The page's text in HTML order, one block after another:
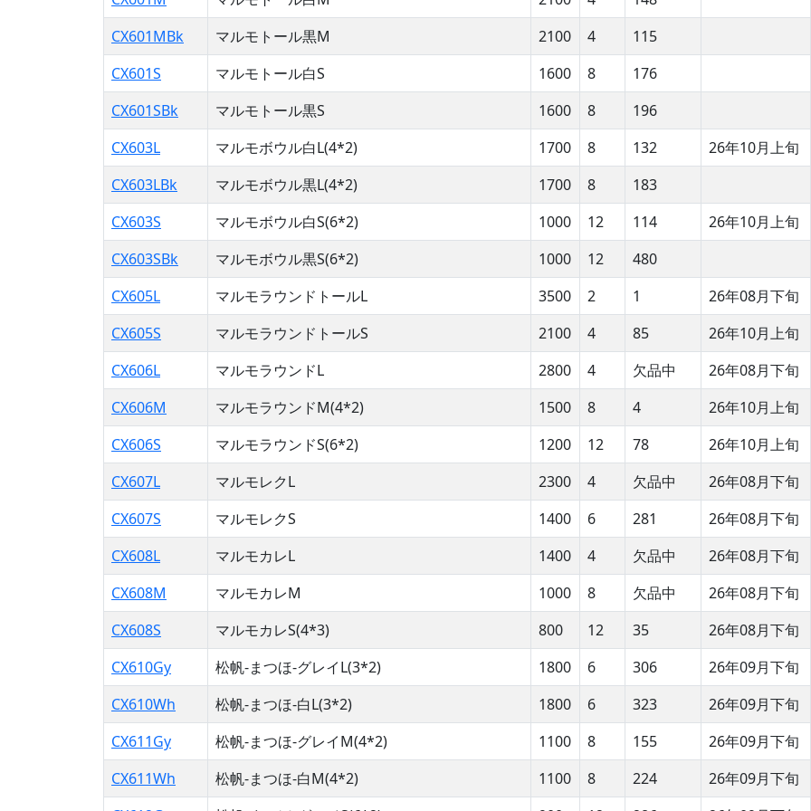
CX601MBk
マルモトール黒M 2100 4
115
CX601S
マルモトール白S 1600 8
176
CX601SBk
マルモトール黒S 1600 8
196
CX603L
マルモボウル白L(4*2) 1700 8 132
26年10月上旬
CX603LBk
マルモボウル黒L(4*2) 1700 8
183
CX603S
マルモボウル白S(6*2) 1000 12 114
26年10月上旬
CX603SBk
マルモボウル黒S(6*2) 1000 12
480
CX605L
マルモラウンドトールL 3500 2 1
26年08月下旬
CX605S
マルモラウンドトールS 2100 4 85
26年10月上旬
CX606L
マルモラウンドL 2800 4 欠品中
26年08月下旬
CX606M
マルモラウンドM(4*2) 1500 8 4
26年10月上旬
CX606S
マルモラウンドS(6*2) 1200 12 78
26年10月上旬
CX607L
マルモレクL 2300 4 欠品中
26年08月下旬
CX607S
マルモレクS 1400 6 281
26年08月下旬
CX608L
マルモカレL 1400 4 欠品中
26年08月下旬
CX608M
マルモカレM 1000 8 欠品中
26年08月下旬
CX608S
マルモカレS(4*3) 800 12 35
26年08月下旬
CX610Gy
松帆-まつほ-グレイL(3*2) 1800 6 306
26年09月下旬
CX610Wh
松帆-まつほ-白L(3*2) 1800 6 323
26年09月下旬
CX611Gy
松帆-まつほ-グレイM(4*2) 1100 8 155
26年09月下旬
CX611Wh
松帆-まつほ-白M(4*2) 1100 8 224
26年09月下旬